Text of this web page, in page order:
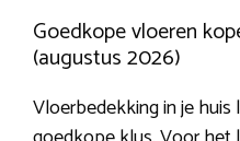
Goedkope vloeren
(augustus 2026)
Vloerbedekking in je huis